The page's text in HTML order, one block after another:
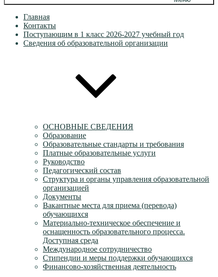
Главная
Контакты
Поступающим в 1 класс 2026-2027 учебный год
Сведения об образовательной организации
ОСНОВНЫЕ СВЕДЕНИЯ
Образование
Образовательные стандарты и требования
Платные образовательные услуги
Руководство
Педагогический состав
Структура и органы управления образовательной
организацией
Документы
Вакантные места для приема (перевода)
обучающихся
Материально-техническое обеспечение и
оснащенность образовательного процесса.
Доступная среда
Международное сотрудничество
Стипендии и меры поддержки обучающихся
Финансово-хозяйственная деятельность